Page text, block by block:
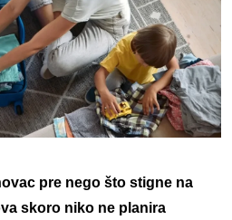
pre nego što stigne na
skoro niko ne planira